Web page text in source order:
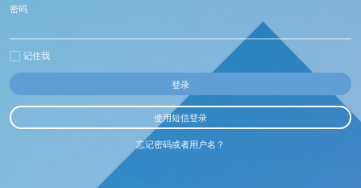
密码
记住我
使用短信登录
忘记密码或者用户名？